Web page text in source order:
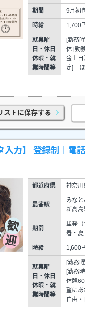
期間 9月初
時給 1,700
就業曜
日・休日
休暇・就
業時間等
[勤務
休 [勤
金土
定] ほ
ストに保存する
入力】 登録制｜
都道府県 神奈川
最寄駅
みな
新高
期間
単発（
春・夏
時給 1,600
就業曜
日・休日
休暇・就
業時間等
[勤務
[勤務
休憩
望にあ
自由